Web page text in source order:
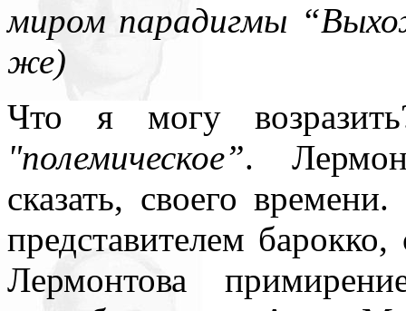
миром парадигмы
же)
Что я могу
"полемическое”.
сказать, своего
представителем
Лермонтова